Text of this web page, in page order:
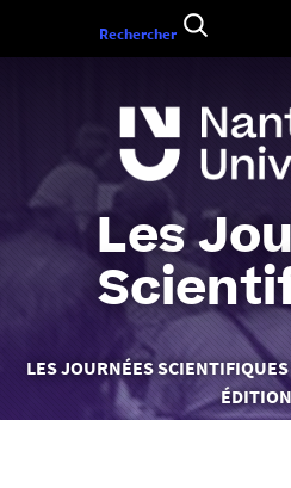
Les
Vous
ici :
LES JOURNÉES SCIENTIFIQUES
Rechercher